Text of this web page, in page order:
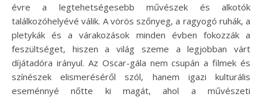
évre a legtehetségesebb művészek és alkotók
találkozóhelyévé válik. A vörös szőnyeg, a ragyogó ruhák, a
pletykák és a várakozások minden évben fokozzák a
feszültséget, hiszen a világ szeme a legjobban várt
díjátadóra irányul. Az Oscar-gála nem csupán a filmek és
színészek elismeréséről szól, hanem igazi kulturális
eseménnyé nőtte ki magát, ahol a művészeti